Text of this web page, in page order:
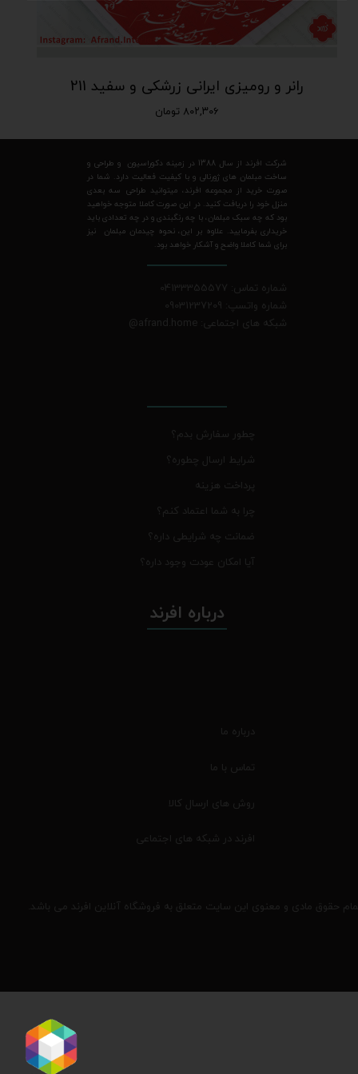
رانر و رومیزی ایرانی زرشکی و سفید 211
۸۰۲,۳۰۶ تومان
شرکت افرند از سال 1388 در زمینه دکوراسیون و طراحی و
ساخت مبلمان های ژورنالی و با کیفیت فعالیت دارد. شما در
صورت خرید از مجموعه افرند، میتوانید طراحی سه بعدی
منزل خود را دریافت کنید. در این صورت کاملا متوجه خواهید
بود که چه سبک مبلمان، با چه رنگبندی و در چه تعدادی باید
خریداری بفرمایید. علاوه بر این، نحوه چیدمان مبلمان نیز
برای شما کاملا واضح و آشکار خواهد بود.
شماره تماس: 04133355577
شماره واتسپ: 09031237209
شبکه های اجتماعی: afrand.home
@
چطور سفارش بدم؟
شرایط ارسال چطوره؟
پرداخت هزینه
چرا به شما اعتماد کنم؟
ضمانت چه شرایطی داره؟
آیا امکان عودت وجود داره؟
حقوق مادی و معنوی این سایت متعلق به فروشگاه آنلاین افرند می باشد.
درباره افرند
درباره ما
تماس با ما
روش های ارسال کالا
افرند در شبکه های اجتماعی